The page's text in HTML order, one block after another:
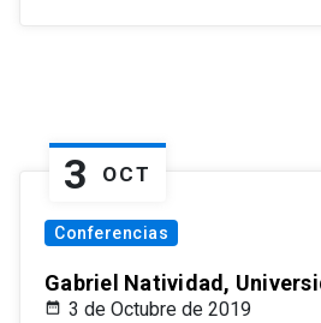
3 OCT
Conferencias
Gabriel Natividad,
3 de Octubre de 2019